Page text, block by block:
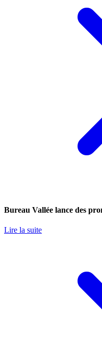
Bureau Vallée lance des
Lire la suite